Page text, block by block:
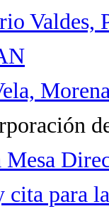
Valdes,
Mesa
cita para